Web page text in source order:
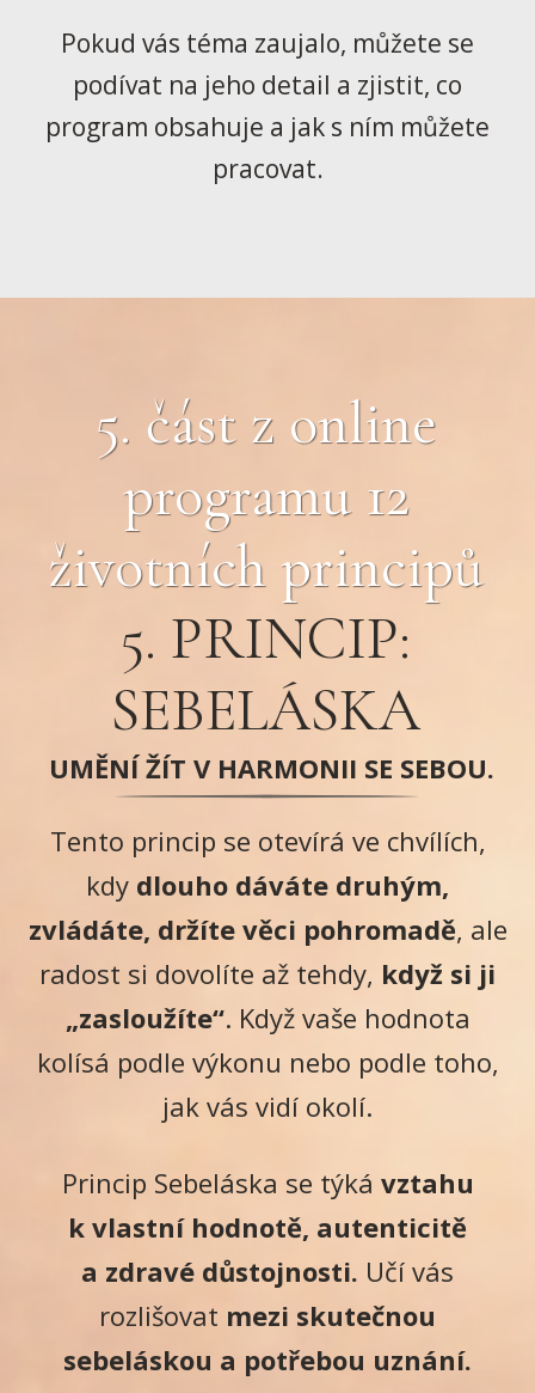
Pokud vás téma zaujalo, můžete se
podívat na jeho detail a zjistit, co
program obsahuje a jak s ním můžete
pracovat.
5. část z online
programu 12
životních principů
5. PRINCIP:
SEBELÁSKA
UMĚNÍ ŽÍT V HARMONII SE SEBOU.
Tento princip se otevírá ve chvílích,
kdy dlouho dáváte druhým,
zvládáte, držíte věci pohromadě, ale
radost si dovolíte až tehdy, když si ji
„zasloužíte“. Když vaše hodnota
kolísá podle výkonu nebo podle toho,
jak vás vidí okolí.
Princip Sebeláska se týká vztahu
k vlastní hodnotě, autenticitě
a zdravé důstojnosti. Učí vás
rozlišovat mezi skutečnou
sebeláskou a potřebou uznání.